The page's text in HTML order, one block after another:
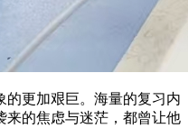
的更加艰巨。海量的复习内
来的焦虑与迷茫，都曾让他